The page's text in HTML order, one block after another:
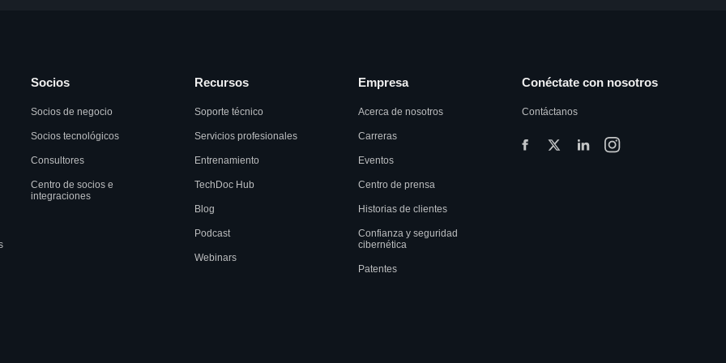
Socios
Socios de negocio
Socios tecnológicos
Consultores
Centro de socios e
integraciones
Recursos
Soporte técnico
Servicios profesionales
Entrenamiento
TechDoc Hub
Blog
Podcast
Webinars
Empresa
Acerca de nosotros
Carreras
Eventos
Centro de prensa
Historias de clientes
Confianza y seguridad
cibernética
Patentes
Conéctate con nosotros
Contáctanos